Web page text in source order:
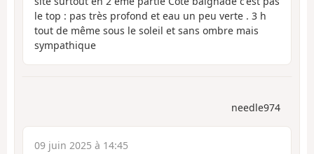
le top : pas très profond et eau un peu verte . 3 h
tout de même sous le soleil et sans ombre mais
sympathique
needle974
09 juin 2025 à 14:45